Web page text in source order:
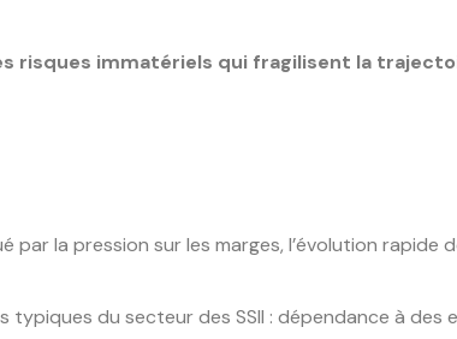
immatériels qui fragilisent la
par la pression sur les marges, l’évolution rapide
typiques du secteur des SSII : dépendance à